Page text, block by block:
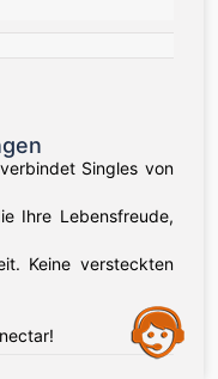
Singles von
Ihre Lebensfreude,
Keine versteckten